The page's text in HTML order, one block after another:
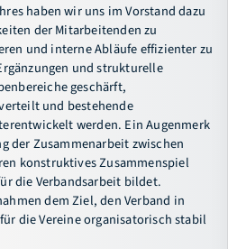
haben wir uns im Vorstand dazu
der Mitarbeitenden zu
und interne Abläufe effizienter zu
und strukturelle
geschärft,
und bestehende
werden. Ein Augenmerk
der Zusammenarbeit zwischen
konstruktives Zusammenspiel
die Verbandsarbeit bildet.
dem Ziel, den Verband in
die Vereine organisatorisch stabil